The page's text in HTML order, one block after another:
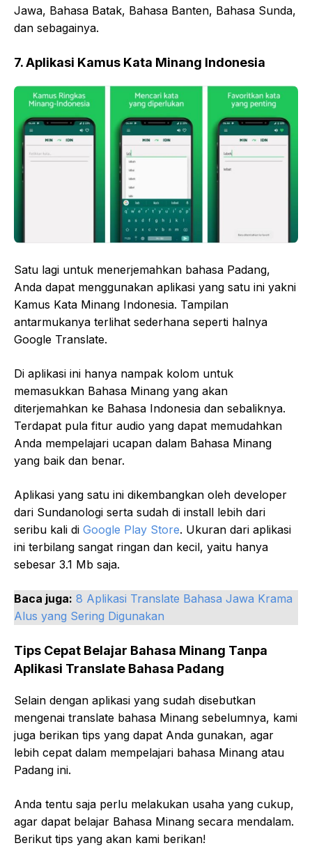
Jawa, Bahasa Batak, Bahasa Banten, Bahasa Sunda,
dan sebagainya.
7. Aplikasi Kamus Kata Minang Indonesia
Satu lagi untuk menerjemahkan bahasa Padang,
Anda dapat menggunakan aplikasi yang satu ini yakni
Kamus Kata Minang Indonesia. Tampilan
antarmukanya terlihat sederhana seperti halnya
Google Translate.
Di aplikasi ini hanya nampak kolom untuk
memasukkan Bahasa Minang yang akan
diterjemahkan ke Bahasa Indonesia dan sebaliknya.
Terdapat pula fitur audio yang dapat memudahkan
Anda mempelajari ucapan dalam Bahasa Minang
yang baik dan benar.
Aplikasi yang satu ini dikembangkan oleh developer
dari Sundanologi serta sudah di install lebih dari
seribu kali di Google Play Store. Ukuran dari aplikasi
ini terbilang sangat ringan dan kecil, yaitu hanya
sebesar 3.1 Mb saja.
Baca juga: 8 Aplikasi Translate Bahasa Jawa Krama
Alus yang Sering Digunakan
Tips Cepat Belajar Bahasa Minang Tanpa
Aplikasi Translate Bahasa Padang
Selain dengan aplikasi yang sudah disebutkan
mengenai translate bahasa Minang sebelumnya, kami
juga berikan tips yang dapat Anda gunakan, agar
lebih cepat dalam mempelajari bahasa Minang atau
Padang ini.
Anda tentu saja perlu melakukan usaha yang cukup,
agar dapat belajar Bahasa Minang secara mendalam.
Berikut tips yang akan kami berikan!